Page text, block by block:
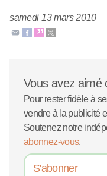
samedi 13 mars 2010
Vous avez aimé
Pour rester fidèle à
vendre à la publicité
Soutenez notre
abonnez-vous.
S'abonner